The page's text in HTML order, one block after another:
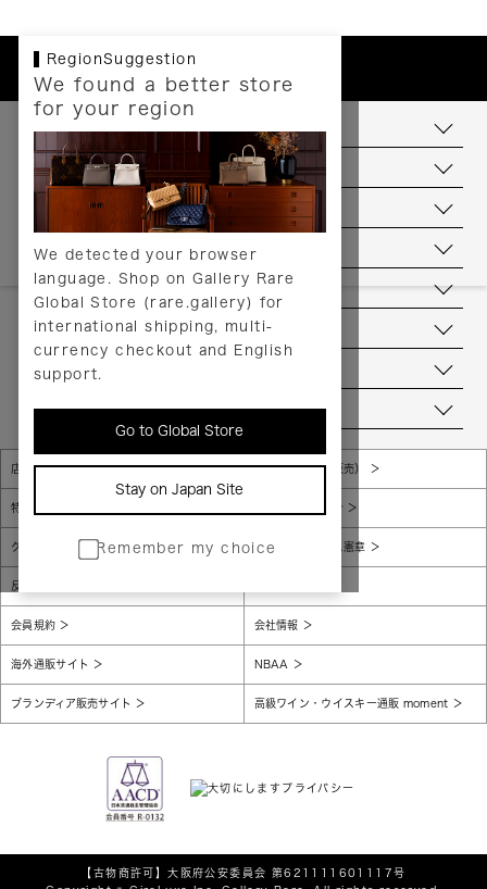
RegionSuggestion
We found a better store
for your region
We detected your browser
language. Shop on Gallery Rare
Global Store (rare.gallery) for
international shipping, multi-
currency checkout and English
support.
Go to Global Store
Stay on Japan Site
Remember my choice
お支払いについて
配送について
送料について
返品について
ヘルプ
お問い合わせ
当店について
店舗一覧 販売規約（店頭販売）
特定商取引法に基づく表示 個人情報保護方針
グローバルプライバシーポリシー コンプライアンス憲章
反社会的勢力に対する基本方針
会員規約 会社情報
海外通販サイト NBAA
ブランディア販売サイト 高級ワイン・ウイスキー通販 moment
【古物商許可】大阪府公安委員会 第621111601117号